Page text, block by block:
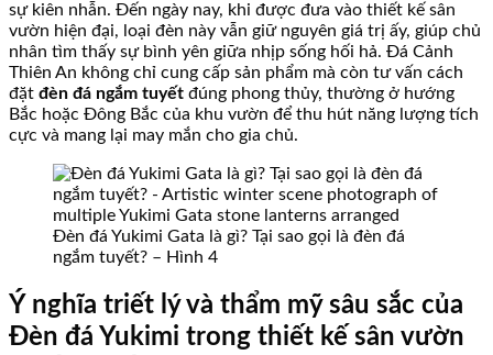
sự kiên nhẫn. Đến ngày nay, khi được đưa vào thiết kế sân
vườn hiện đại, loại đèn này vẫn giữ nguyên giá trị ấy, giúp chủ
nhân tìm thấy sự bình yên giữa nhịp sống hối hả. Đá Cảnh
Thiên An không chỉ cung cấp sản phẩm mà còn tư vấn cách
đặt đèn đá ngắm tuyết đúng phong thủy, thường ở hướng
Bắc hoặc Đông Bắc của khu vườn để thu hút năng lượng tích
cực và mang lại may mắn cho gia chủ.
Đèn đá Yukimi Gata là gì? Tại sao gọi là đèn đá
ngắm tuyết? – Hình 4
Ý nghĩa triết lý và thẩm mỹ sâu sắc của
Đèn đá Yukimi trong thiết kế sân vườn